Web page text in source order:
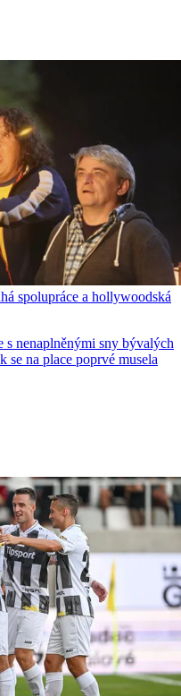
spolupráce a hollywoodská
s nenaplněnými sny bývalých
se na place poprvé musela